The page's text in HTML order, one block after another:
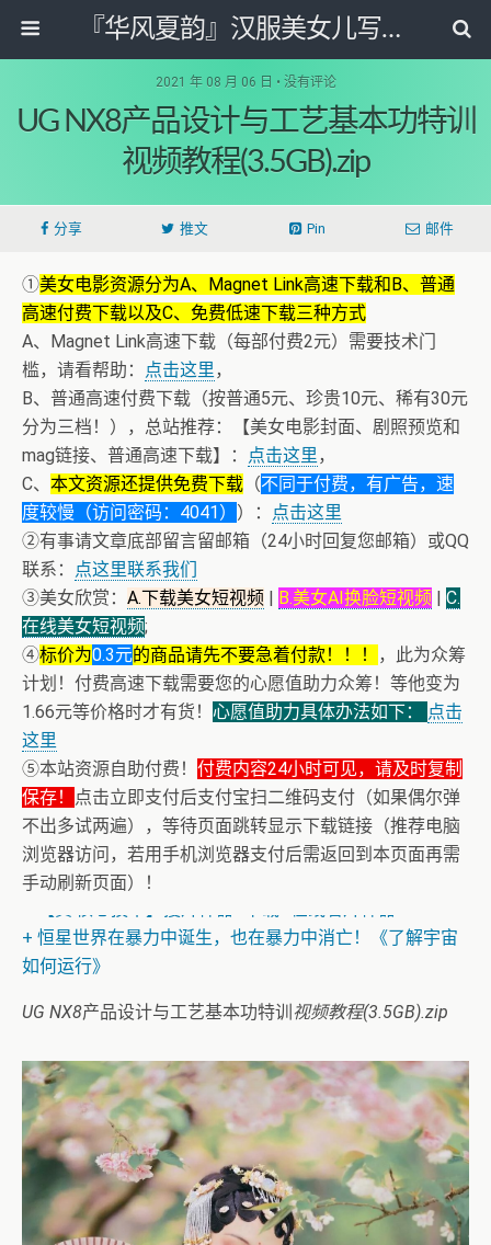
『华风夏韵』汉服美女儿写真图片网
2021 年 08 月 06 日 • 没有评论
UG NX8产品设计与工艺基本功特训
视频教程(3.5GB).zip
分享 推文 Pin 邮件
①美女电影资源分为A、Magnet Link高速下载和B、普通
高速付费下载以及C、免费低速下载三种方式
A、Magnet Link高速下载（每部付费2元）需要技术门
槛，请看帮助：
点击这里，
B、普通高速付费下载（按普通5元、珍贵10元、稀有30元
分为三档！），总站推荐：【美女电影封面、剧照预览和
mag链接、普通高速下载】：
点击这里，
C、 本文资源还提供免费下载 （不同于付费，有广告，速
度较慢（访问密码：4041） ）：
点击这里
②有事请文章底部留言留邮箱（24小时回复您邮箱）或QQ
联系：
点这里联系我们
③美女欣赏： A.下载美女短视频 | B.美女AI换脸短视频 | C.
在线美女短视频;
④标价为0.3元的商品请先不要急着付款！！！
，此为众筹
计划！付费高速下载需要您的心愿值助力众筹！等他变为
1.66元等价格时才有货！ 心愿值助力具体办法如下：
点击
这里
⑤本站资源自助付费！ 付费内容24小时可见，请及时复制
保存！
点击立即支付后支付宝扫二维码支付（如果偶尔弹
不出多试两遍），等待页面跳转显示下载链接（推荐电脑
浏览器访问，若用手机浏览器支付后需返回到本页面再需
手动刷新页面）！
+ 恒星世界在暴力中诞生，也在暴力中消亡！《了解宇宙
如何运行》
UG NX8产品设计与工艺基本功特训 视频教程(3.5GB).zip